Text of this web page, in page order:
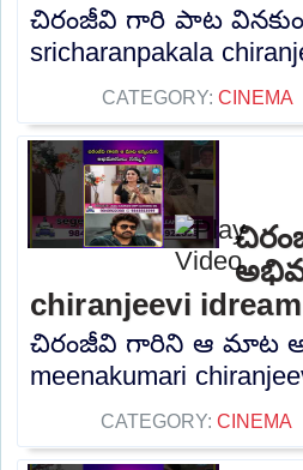
చిరంజీవి గారి పాట
sricharanpakala
CATEGORY: CINEMA
chiranjeevi idream
చిరంజీవి గారిని ఆ మాట
meenakumari
CATEGORY: CINEMA